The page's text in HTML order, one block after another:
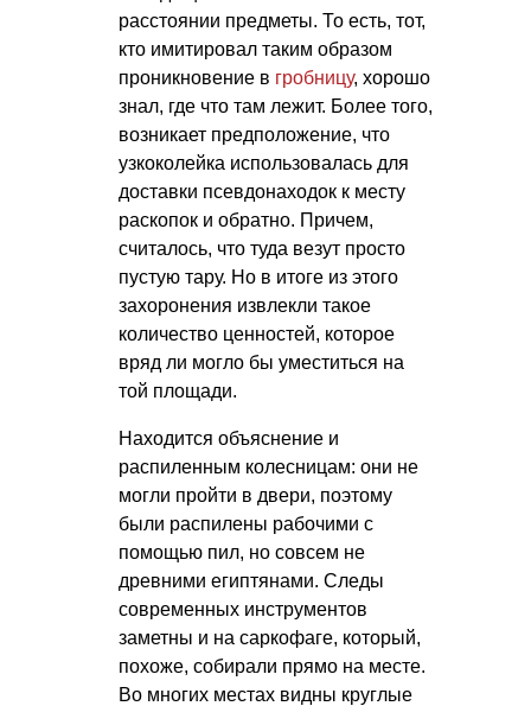
расстоянии предметы. То есть, тот,
кто имитировал таким образом
проникновение в гробницу, хорошо
знал, где что там лежит. Более того,
возникает предположение, что
узкоколейка использовалась для
доставки псевдонаходок к месту
раскопок и обратно. Причем,
считалось, что туда везут просто
пустую тару. Но в итоге из этого
захоронения извлекли такое
количество ценностей, которое
вряд ли могло бы уместиться на
той площади.
Находится объяснение и
распиленным колесницам: они не
могли пройти в двери, поэтому
были распилены рабочими с
помощью пил, но совсем не
древними египтянами. Следы
современных инструментов
заметны и на саркофаге, который,
похоже, собирали прямо на месте.
Во многих местах видны круглые